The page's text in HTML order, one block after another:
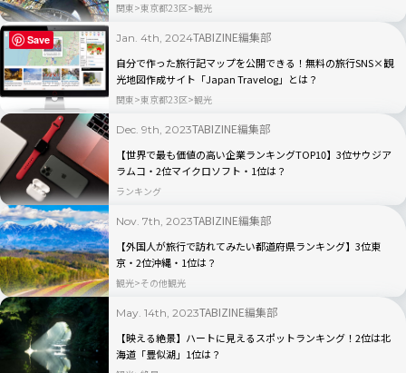
関東 東京都23区 観光
Jan. 4th, 2024TABIZINE編集部
自分で作った旅行記マップを公開できる！無料の旅行SNS×観
光地図作成サイト「Japan Travelog」とは？
関東 東京都23区 観光
Dec. 9th, 2023TABIZINE編集部
【世界で最も価値の高い企業ランキングTOP10】3位サウジア
ラムコ・2位マイクロソフト・1位は？
ランキング
Nov. 7th, 2023TABIZINE編集部
【外国人が旅行で訪れてみたい都道府県ランキング】3位東
京・2位沖縄・1位は？
観光 その他観光
May. 14th, 2023TABIZINE編集部
【映える絶景】ハートに見えるスポットランキング！2位は北
海道「豊似湖」1位は？
Save